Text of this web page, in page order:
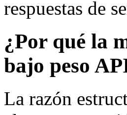
respuestas de
¿Por qué la
bajo peso
La razón